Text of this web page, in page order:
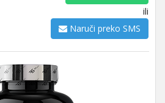
ili
Naruči preko SMS